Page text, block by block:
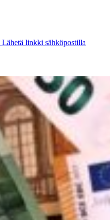
Lähetä linkki sähköpostilla